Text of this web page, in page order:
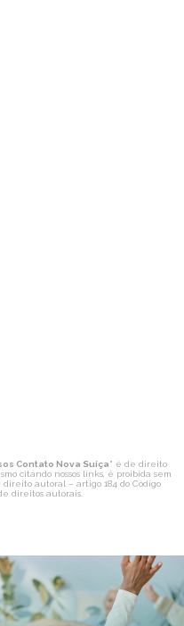
Contato Nova Suíça" é de direito
citando nossos links, é proibida sem
autoral – artigo 184 do Código
direitos autorais